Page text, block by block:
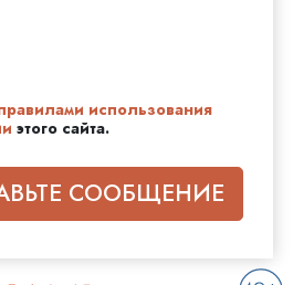
использования
этого сайта.
СООБЩЕНИЕ